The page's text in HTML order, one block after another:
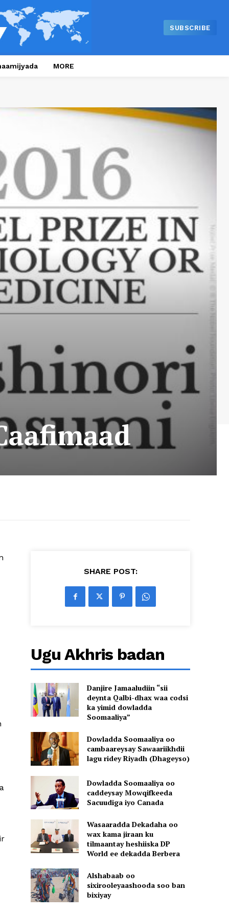
SUBSCRIBE
MORE
SHARE POST:
Ugu Akhris badan
Danjire Jamaaludiin “sii
deynta Qalbi-dhax waa codsi
ka yimid dowladda
Soomaaliya”
Dowladda Soomaaliya oo
cambaareysay Sawaariikhdii
lagu ridey Riyadh (Dhageyso)
Dowladda Soomaaliya oo
caddeysay Mowqifkeeda
Sacuudiga iyo Canada
Wasaaradda Dekadaha oo
wax kama jiraan ku
tilmaantay heshiiska DP
World ee dekadda Berbera
Alshabaab oo
sixirooleyaashooda soo ban
bixiyay